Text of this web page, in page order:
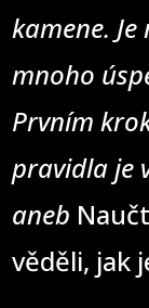
kamene.
mnoho
Prvním
pravidla je
aneb
věděli, jak